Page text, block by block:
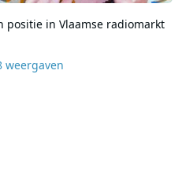
positie in Vlaamse radiomarkt
weergaven